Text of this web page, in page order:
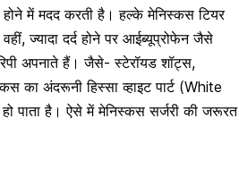
होने में मदद करती है। हल्के मेनिस्कस टियर
ज्यादा दर्द होने पर आईब्यूप्रोफेन जैसे
अपनाते हैं। जैसे- स्टेरॉयड शॉट्स,
का अंदरूनी हिस्सा व्हाइट पार्ट (White
पाता है। ऐसे में मेनिस्कस सर्जरी की जरूरत